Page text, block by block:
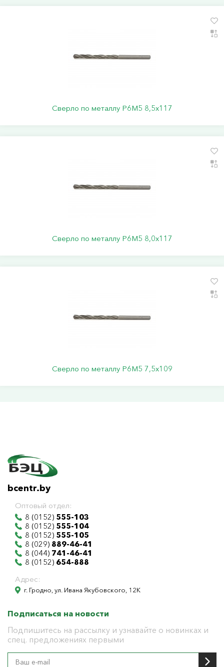
Сверло по металлу Р6М5 8,5х117
Сверло по металлу Р6М5 8,0х117
Сверло по металлу Р6М5 7,5х109
bcentr.by
Оптовый отдел:
8 (0152) 555-103
8 (0152) 555-104
8 (0152) 555-105
8 (029) 889-46-41
8 (044) 741-46-41
8 (0152) 654-888
Адрес:
г. Гродно, ул. Ивана Якубовского, 12К
Подписаться на новости
Подпишитесь на рассылку и узнавайте о новинках и
спец. предложениях первыми